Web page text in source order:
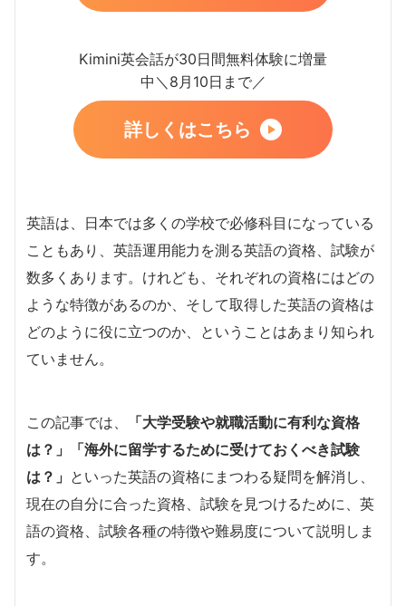
Kimini英会話が30日間無料体験に増量
中＼8月10日まで／
詳しくはこちら
英語は、日本では多くの学校で必修科目になっている
こともあり、英語運用能力を測る英語の資格、試験が
数多くあります。けれども、それぞれの資格にはどの
ような特徴があるのか、そして取得した英語の資格は
どのように役に立つのか、ということはあまり知られ
ていません。
この記事では、
「大学受験や就職活動に有利な資格
は？」
「海外に留学するために受けておくべき試験
は？」 といった英語の資格にまつわる疑問を解消し、
現在の自分に合った資格、試験を見つけるために、英
語の資格、試験各種の特徴や難易度について説明しま
す。